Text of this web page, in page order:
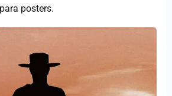
posters.